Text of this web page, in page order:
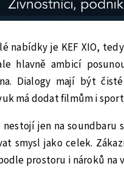
nabídky je KEF XIO,
hlavně ambicí
Dialogy mají být
má dodat filmům i
nestojí jen na
smysl jako celek.
prostoru i nároků na